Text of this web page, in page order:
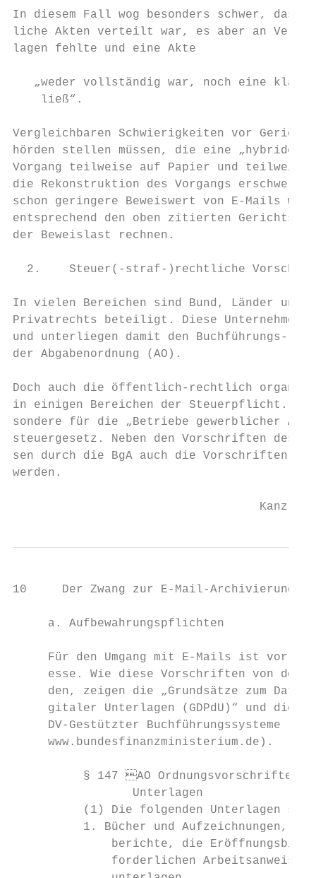
In diesem Fall wog besonders schwer, dass
liche Akten verteilt war, es aber an
lagen fehlte und eine Akte
„weder vollständig war, noch eine klare
    ließ“.
Vergleichbaren Schwierigkeiten vor
hörden stellen müssen, die eine „hybride“
Vorgang teilweise auf Papier und teilweise
die Rekonstruktion des Vorgangs
schon geringere Beweiswert von E-Mails
entsprechend den oben zitierten
der Beweislast rechnen.
2.    Steuer(-straf-)rechtliche
In vielen Bereichen sind Bund, Länder und
Privatrechts beteiligt. Diese
und unterliegen damit den Buchführungs-
der Abgabenordnung (AO).
Doch auch die öffentlich-rechtlich
in einigen Bereichen der Steuerpflicht.
sondere für die „Betriebe gewerblicher
steuergesetz. Neben den Vorschriften des
sen durch die BgA auch die Vorschriften der
werden.
10     Der Zwang zur E-Mail-Archivierung
     a. Aufbewahrungspflichten
Für den Umgang mit E-Mails ist vor
esse. Wie diese Vorschriften von den
den, zeigen die „Grundsätze zum
gitaler Unterlagen (GDPdU)“ und die
DV-Gestützter Buchführungssysteme
     www.bundesfinanzministerium.de).
§ 147 AO Ordnungsvorschriften
                 Unterlagen
(1) Die folgenden Unterlagen
1. Bücher und Aufzeichnungen,
berichte, die
forderlichen